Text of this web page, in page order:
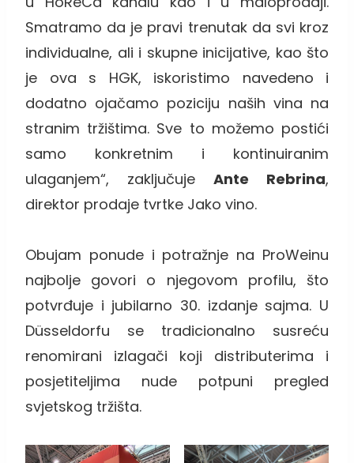
Smatramo da je pravi trenutak da svi kroz
individualne, ali i skupne inicijative, kao što
je ova s HGK, iskoristimo navedeno i
dodatno ojačamo poziciju naših vina na
stranim tržištima. Sve to možemo postići
samo konkretnim i kontinuiranim
ulaganjem“, zaključuje Ante Rebrina,
direktor prodaje tvrtke Jako vino.
Obujam ponude i potražnje na ProWeinu
najbolje govori o njegovom profilu, što
potvrđuje i jubilarno 30. izdanje sajma. U
Düsseldorfu se tradicionalno susreću
renomirani izlagači koji distributerima i
posjetiteljima nude potpuni pregled
svjetskog tržišta.